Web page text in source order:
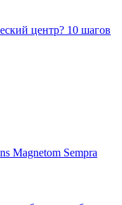
центр? 10 шагов
Magnetom Sempra